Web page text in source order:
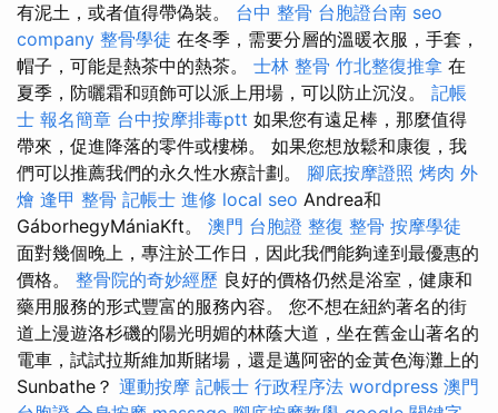
有泥土，或者值得帶偽裝。 台中 整骨 台胞證台南 seo
company 整骨學徒 在冬季，需要分層的溫暖衣服，手套，
帽子，可能是熱茶中的熱茶。 士林 整骨 竹北整復推拿 在
夏季，防曬霜和頭飾可以派上用場，可以防止沉沒。 記帳
士 報名簡章 台中按摩排毒ptt 如果您有遠足棒，那麼值得
帶來，促進降落的零件或樓梯。 如果您想放鬆和康復，我
們可以推薦我們的永久性水療計劃。 腳底按摩證照 烤肉 外
燴 逢甲 整骨 記帳士 進修 local seo Andrea和
GáborhegyMániaKft。 澳門 台胞證 整復 整骨 按摩學徒
面對幾個晚上，專注於工作日，因此我們能夠達到最優惠的
價格。 整骨院的奇妙經歷 良好的價格仍然是浴室，健康和
藥用服務的形式豐富的服務內容。 您不想在紐約著名的街
道上漫遊洛杉磯的陽光明媚的林蔭大道，坐在舊金山著名的
電車，試試拉斯維加斯賭場，還是邁阿密的金黃色海灘上的
Sunbathe？ 運動按摩 記帳士 行政程序法 wordpress 澳門